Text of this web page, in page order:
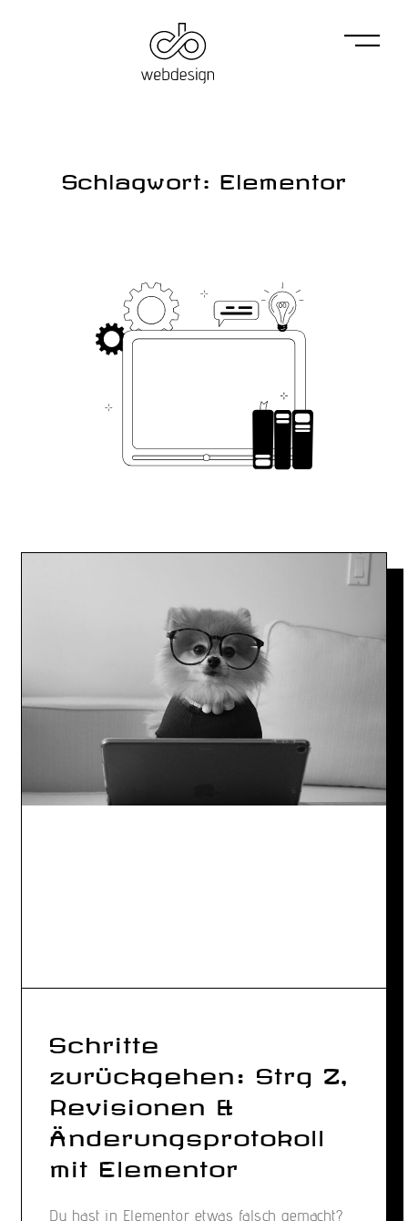
Schlagwort: Elementor
Schritte
zurückgehen: Strg Z,
Revisionen &
Änderungs­protokoll
mit Elementor
Du hast in Elementor etwas falsch gemacht?